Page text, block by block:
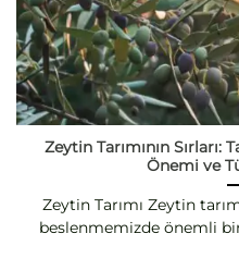
Zeytin Tarımının
Önemi ve
Zeytin Tarımı Zeytin
beslenmemizde önemli